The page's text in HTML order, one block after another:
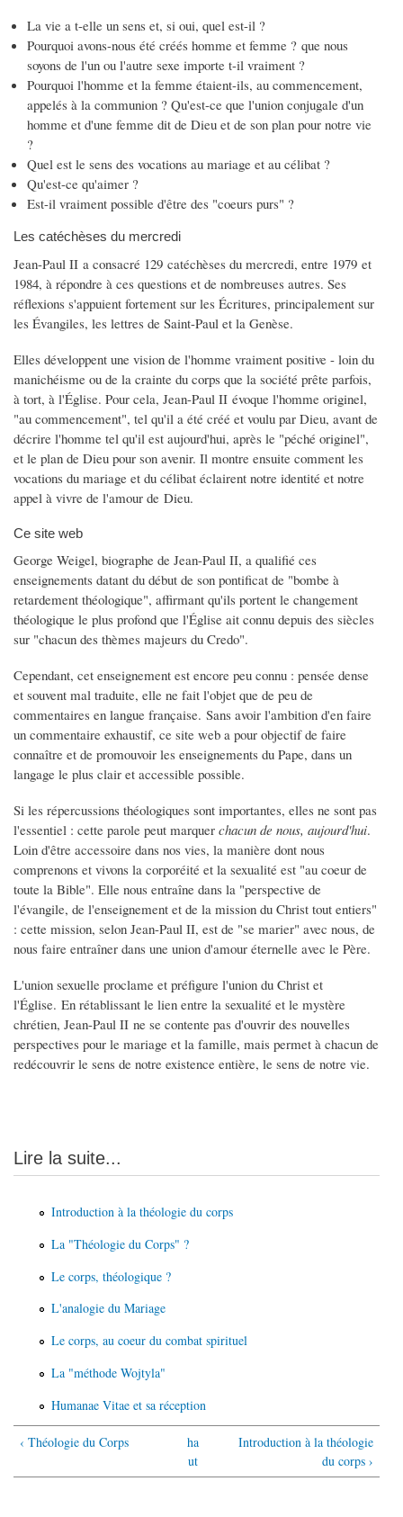
La vie a t-elle un sens et, si oui, quel est-il ?
Pourquoi avons-nous été créés homme et femme ? que nous
soyons de l'un ou l'autre sexe importe t-il vraiment ?
Pourquoi l'homme et la femme étaient-ils, au commencement,
appelés à la communion ? Qu'est-ce que l'union conjugale d'un
homme et d'une femme dit de Dieu et de son plan pour notre vie
?
Quel est le sens des vocations au mariage et au célibat ?
Qu'est-ce qu'aimer ?
Est-il vraiment possible d'être des "coeurs purs" ?
Les catéchèses du mercredi
Jean-Paul II a consacré 129 catéchèses du mercredi, entre 1979 et
1984, à répondre à ces questions et de nombreuses autres. Ses
réflexions s'appuient fortement sur les Écritures, principalement sur
les Évangiles, les lettres de Saint-Paul et la Genèse.
Elles développent une vision de l'homme vraiment positive - loin du
manichéisme ou de la crainte du corps que la société prête parfois,
à tort, à l'Église. Pour cela, Jean-Paul II évoque l'homme originel,
"au commencement", tel qu'il a été créé et voulu par Dieu, avant de
décrire l'homme tel qu'il est aujourd'hui, après le "péché originel",
et le plan de Dieu pour son avenir. Il montre ensuite comment les
vocations du mariage et du célibat éclairent notre identité et notre
appel à vivre de l'amour de Dieu.
Ce site web
George Weigel, biographe de Jean-Paul II, a qualifié ces
enseignements datant du début de son pontificat de "bombe à
retardement théologique", affirmant qu'ils portent le changement
théologique le plus profond que l'Église ait connu depuis des siècles
sur "chacun des thèmes majeurs du Credo".
Cependant, cet enseignement est encore peu connu : pensée dense
et souvent mal traduite, elle ne fait l'objet que de peu de
commentaires en langue française. Sans avoir l'ambition d'en faire
un commentaire exhaustif, ce site web a pour objectif de faire
connaître et de promouvoir les enseignements du Pape, dans un
langage le plus clair et accessible possible.
Si les répercussions théologiques sont importantes, elles ne sont pas
l'essentiel : cette parole peut marquer chacun de nous, aujourd'hui.
Loin d'être accessoire dans nos vies, la manière dont nous
comprenons et vivons la corporéité et la sexualité est "au coeur de
toute la Bible". Elle nous entraîne dans la "perspective de
l'évangile, de l'enseignement et de la mission du Christ tout entiers"
: cette mission, selon Jean-Paul II, est de "se marier" avec nous, de
nous faire entraîner dans une union d'amour éternelle avec le Père.
L'union sexuelle proclame et préfigure l'union du Christ et
l'Église. En rétablissant le lien entre la sexualité et le mystère
chrétien, Jean-Paul II ne se contente pas d'ouvrir des nouvelles
perspectives pour le mariage et la famille, mais permet à chacun de
redécouvrir le sens de notre existence entière, le sens de notre vie.
Lire la suite...
Introduction à la théologie du corps
La "Théologie du Corps" ?
Le corps, théologique ?
L'analogie du Mariage
Le corps, au coeur du combat spirituel
La "méthode Wojtyla"
Humanae Vitae et sa réception
‹ Théologie du Corps
ha
ut
Introduction à la théologie
du corps ›